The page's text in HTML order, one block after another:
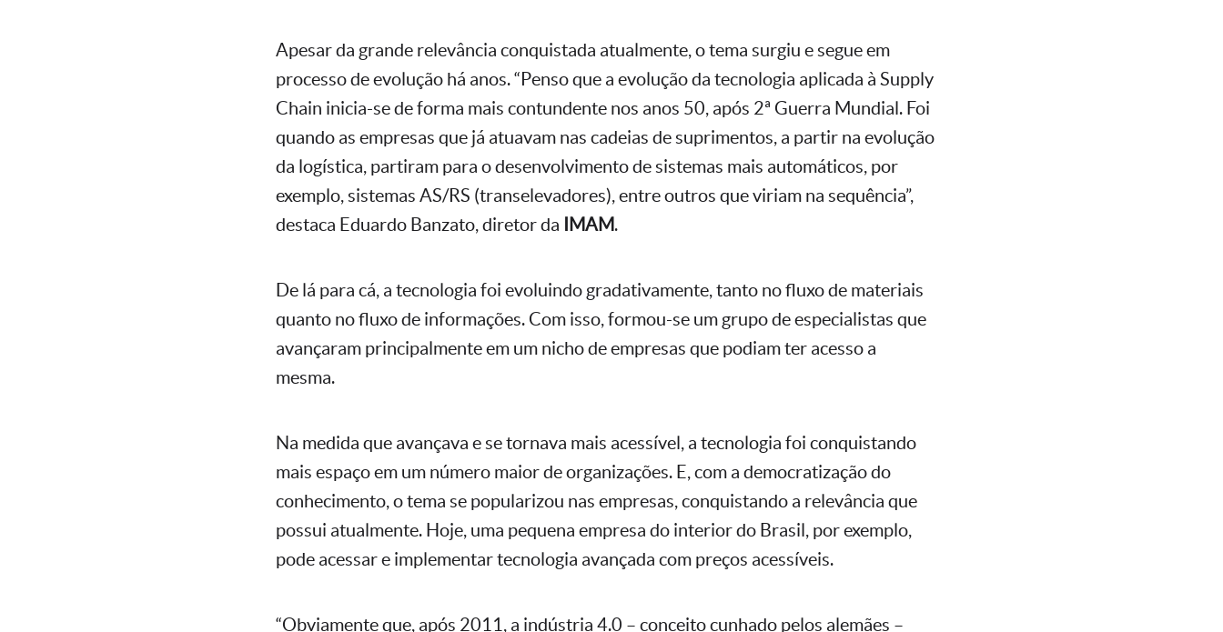
Apesar da grande relevância conquistada atualmente, o tema surgiu e segue em
processo de evolução há anos. “Penso que a evolução da tecnologia aplicada à Supply
Chain inicia-se de forma mais contundente nos anos 50, após 2ª Guerra Mundial. Foi
quando as empresas que já atuavam nas cadeias de suprimentos, a partir na evolução
da logística, partiram para o desenvolvimento de sistemas mais automáticos, por
exemplo, sistemas AS/RS (transelevadores), entre outros que viriam na sequência”,
destaca Eduardo Banzato, diretor da
IMAM.
De lá para cá, a tecnologia foi evoluindo gradativamente, tanto no fluxo de materiais
quanto no fluxo de informações. Com isso, formou-se um grupo de especialistas que
avançaram principalmente em um nicho de empresas que podiam ter acesso a
mesma.
Na medida que avançava e se tornava mais acessível, a tecnologia foi conquistando
mais espaço em um número maior de organizações. E, com a democratização do
conhecimento, o tema se popularizou nas empresas, conquistando a relevância que
possui atualmente. Hoje, uma pequena empresa do interior do Brasil, por exemplo,
pode acessar e implementar tecnologia avançada com preços acessíveis.
“Obviamente que, após 2011, a indústria 4.0 – conceito cunhado pelos alemães –